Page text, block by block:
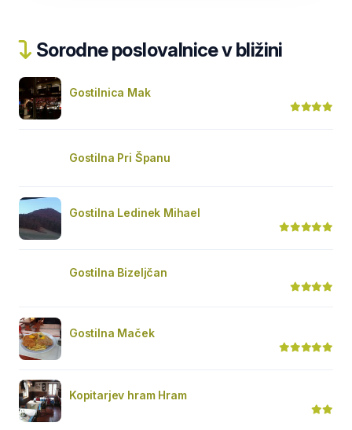
Sorodne poslovalnice v bližini
Gostilnica Mak
Gostilna Pri Španu
Gostilna Ledinek Mihael
Gostilna Bizeljčan
Gostilna Maček
Kopitarjev hram Hram